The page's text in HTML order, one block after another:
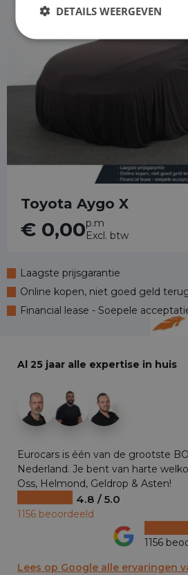
Toyota Aygo X
€ 0,00p.m
Excl. btw
Laagste prijsgarantie
Online kopen, niet goed geld
Financial lease - Soepele
Al 25 jaar alle expertise in huis
Eurocars is één van de grootste
Nederland. Je bent van harte
Oss, Helmond, Geldrop & Asten!
4.8 / 5.0
1156 beoordeeld
1156
Lees op Google alle ervaringen
DETAILS WEERGEVEN